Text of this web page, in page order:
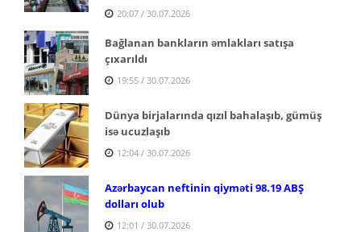
20:07 / 30.07.2026
Bağlanan bankların əmlakları satışa
çıxarıldı
19:55 / 30.07.2026
Dünya birjalarında qızıl bahalaşıb, gümüş
isə ucuzlaşıb
12:04 / 30.07.2026
Azərbaycan neftinin qiyməti 98.19 ABŞ
dolları olub
12:01 / 30.07.2026